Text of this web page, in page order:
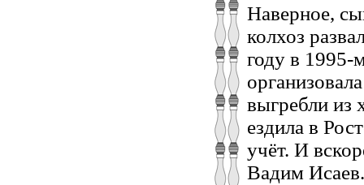
Наверное,
колхоз
году в 1995-
выгребли из
ездила в
учёт. И
Вадим Исаев.